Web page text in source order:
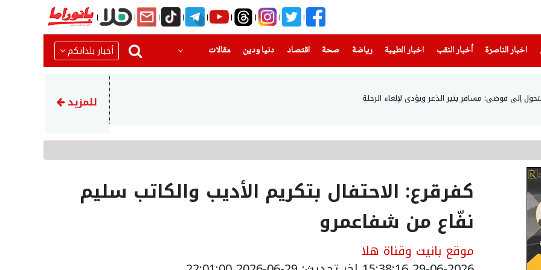
اخبار الناصرة
(current) أخبار النقب اخبار الطيبة(current) رياضة
(current) صحة(current) اقتصاد دنيا ودين
(current) مقالات أخبار بلداتكم
إلى فوضى: مسافر يثير الذعر ويؤدى لإلغاء الرحلة التأمين الوطني يعلن عن المخصصات التي ستدخل الحسابات بعد 3 أيام
للمزيد
كفرقرع: الاحتفال بتكريم الأديب والكاتب سليم
نفّاع من شفاعمرو
موقع بانيت وقناة هلا